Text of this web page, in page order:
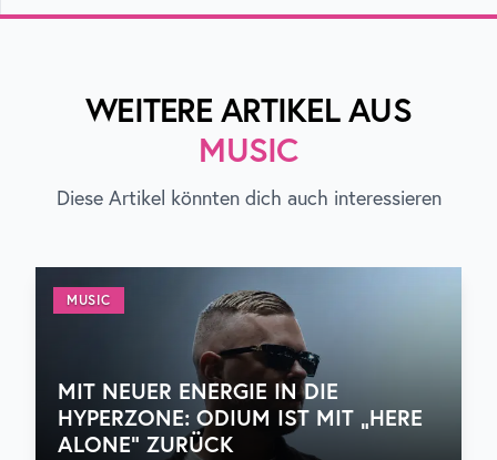
WEITERE ARTIKEL AUS
MUSIC
Diese Artikel könnten dich auch interessieren
MUSIC
MIT NEUER ENERGIE IN DIE
HYPERZONE: ODIUM IST MIT „HERE
ALONE“ ZURÜCK